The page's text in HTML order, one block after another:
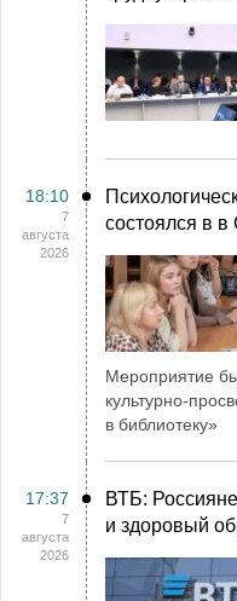
18:10
7
августа
2026
состоялся в
Мероприятие
культурно-
в библиотеку»
17:37
7
августа
2026
ВТБ:
и здоровый